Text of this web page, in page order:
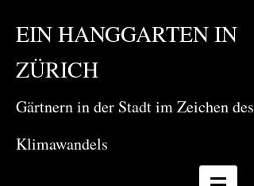
EIN HANGGARTEN IN
ZÜRICH
Gärtnern in der Stadt im Zeichen des
Klimawandels